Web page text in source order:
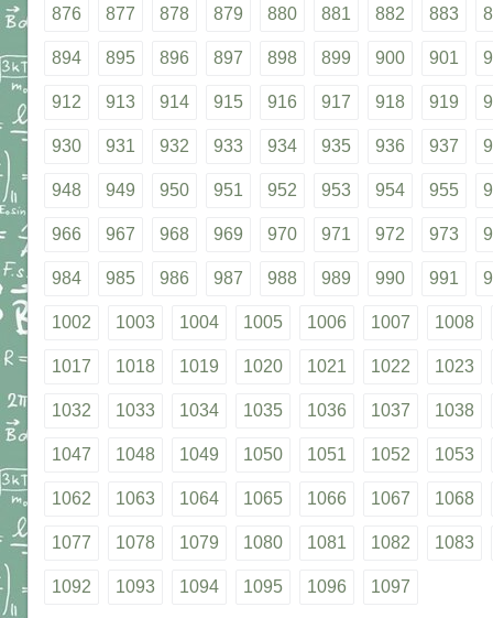
876 877 878 879 880 881 882 883
894 895 896 897 898 899 900 901
912 913 914 915 916 917 918 919
930 931 932 933 934 935 936 937
948 949 950 951 952 953 954 955
966 967 968 969 970 971 972 973
984 985 986 987 988 989 990 991
1002 1003 1004 1005 1006 1007 1008
1017 1018 1019 1020 1021 1022 1023
1032 1033 1034 1035 1036 1037 1038
1047 1048 1049 1050 1051 1052 1053
1062 1063 1064 1065 1066 1067 1068
1077 1078 1079 1080 1081 1082 1083
1092 1093 1094 1095 1096 1097